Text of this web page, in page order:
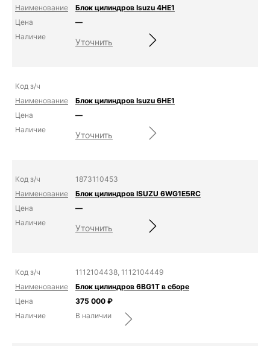
Блок цилиндров Isuzu 4HE1
—
Уточнить
Блок цилиндров Isuzu 6HE1
—
Уточнить
1873110453
Блок цилиндров ISUZU 6WG1E5RC
—
Уточнить
1112104438, 1112104449
Блок цилиндров 6BG1T в сборе
375 000 ₽
В наличии